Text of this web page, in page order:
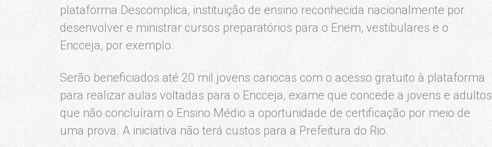
plataforma Descomplica, instituição de ensino reconhecida nacionalmente por
desenvolver e ministrar cursos preparatórios para o Enem, vestibulares e o
Encceja, por exemplo.
Serão beneficiados até 20 mil jovens cariocas com o acesso gratuito à plataforma
para realizar aulas voltadas para o Encceja, exame que concede a jovens e adultos
que não concluíram o Ensino Médio a oportunidade de certificação por meio de
uma prova. A iniciativa não terá custos para a Prefeitura do Rio.